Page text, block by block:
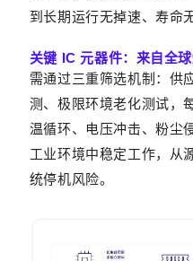
到长期运行无掉速、寿命
关键 IC 元器件：来自全
需通过三重筛选机制：供
测、极限环境老化测试，
温循环、电压冲击、粉尘
工业环境中稳定工作，从
统停机风险。